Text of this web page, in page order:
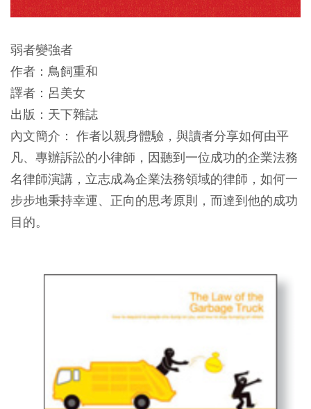
弱者變強者
作者：鳥飼重和
譯者：呂美女
出版：天下雜誌
內文簡介： 作者以親身體驗，與讀者分享如何由平
凡、專辦訴訟的小律師，因聽到一位成功的企業法務
名律師演講，立志成為企業法務領域的律師，如何一
步步地秉持幸運、正向的思考原則，而達到他的成功
目的。